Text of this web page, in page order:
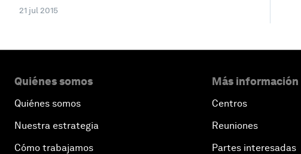
21 jul 2015
Quiénes somos
Quiénes somos
Nuestra estrategia
Cómo trabajamos
Más
Centros
Reuniones
Partes interesadas